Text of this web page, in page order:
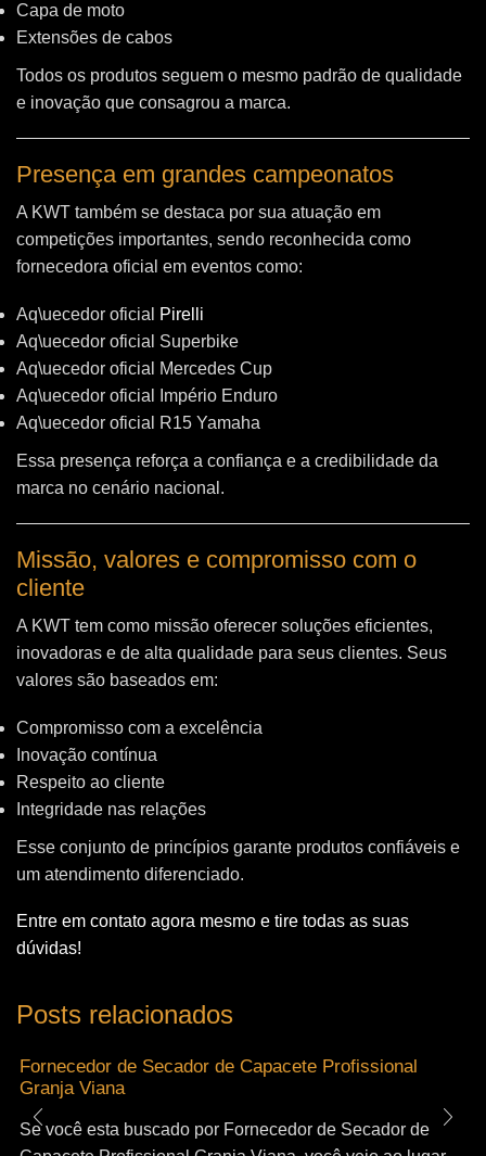
Capa de moto
Extensões de cabos
Todos os produtos seguem o mesmo padrão de qualidade
e inovação que consagrou a marca.
Presença em grandes campeonatos
A KWT também se destaca por sua atuação em
competições importantes, sendo reconhecida como
fornecedora oficial em eventos como:
Aq\uecedor oficial
Pirelli
Aq\uecedor oficial Superbike
Aq\uecedor oficial Mercedes Cup
Aq\uecedor oficial Império Enduro
Aq\uecedor oficial R15 Yamaha
Essa presença reforça a confiança e a credibilidade da
marca no cenário nacional.
Missão, valores e compromisso com o
cliente
A KWT tem como missão oferecer soluções eficientes,
inovadoras e de alta qualidade para seus clientes. Seus
valores são baseados em:
Compromisso com a excelência
Inovação contínua
Respeito ao cliente
Integridade nas relações
Esse conjunto de princípios garante produtos confiáveis e
um atendimento diferenciado.
Entre em contato agora mesmo e tire todas as suas
dúvidas!
Posts relacionados
Fornecedor de Secador de Capacete Profissional
Granja Viana
Se você esta buscado por Fornecedor de Secador de